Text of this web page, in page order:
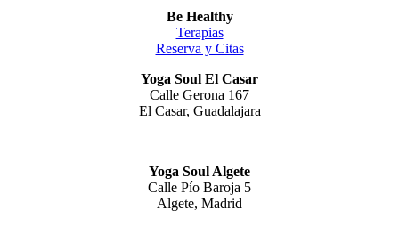
Be Healthy
Terapias
Reserva y Citas
Yoga Soul El Casar
Calle Gerona 167
El Casar, Guadalajara
Yoga Soul Algete
Calle Pío Baroja 5
Algete, Madrid